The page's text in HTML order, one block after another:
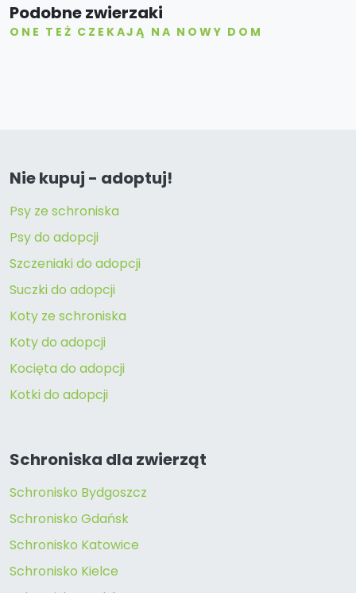
Podobne zwierzaki
ONE TEŻ CZEKAJĄ NA NOWY DOM
Nie kupuj - adoptuj!
Psy ze schroniska
Psy do adopcji
Szczeniaki do adopcji
Suczki do adopcji
Koty ze schroniska
Koty do adopcji
Kocięta do adopcji
Kotki do adopcji
Schroniska dla zwierząt
Schronisko Bydgoszcz
Schronisko Gdańsk
Schronisko Katowice
Schronisko Kielce